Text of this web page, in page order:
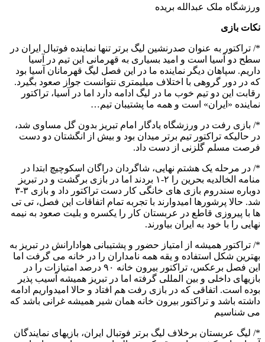
ورزشگاه ملک عبدالله بریده
نکات بازی
*/ تراکتور به عنوان صدرنشین لیگ برتر تنها نماینده فوتبال ایران در
سطح دو آسیا است و امید بسیاری به قهرمانی این تیم در آسیا
داریم. سپاهان دیگر نماینده ما در این فصل لیگ قهرمانان آسیا بود
که در دور گروهی با اختلاف میلیمتری نتوانست جواز صعود بگیرد.
رقابت این دو تیم خوب ما در لیگ ادامه دارد اما در آسیا، تراکتور
نماینده «ایران» است و همه ما پشتیبان تیم…
*/ بازی رفت در ورزشگاه یادگار امام تبریز بدون گل مساوی شد،
در حالیکه تراکتور تیم برتر میدان بود و بیش از انگشتان دو دست
فرصت مسلم گلزنی از دست داد.
*/ در مرحله یک هشتم نهایی، شاگردان دراگان اسکوچیچ ابتدا در
منامه الخالدیه بحرین را ۲-۱ بردند اما در بازی برگشت و در تبریز
دوباره سندروم بازی های خانگی کار دست تراکتور داد و بازی ۳-۳
شد. حالا پرشورها امیدوارند با تجربه تمام اتفاقات این فصل، تی تی
ها با پیروزی قاطع در عربستان کار را یکسره و بلیت صعود به نیمه
نهایی را با خود به ایران بیاورند.
*/ تراکتور همیشه از امتیاز حضور و پشتیبانی هوادارانش در تبریز به
بهترین شکل استفاده و یقه همه نامداران را در خانه می گرفت اما
این فصل برعکس، تراکتور بیرون خانه ۹۰ درصد امتیازات را در
بازیهای داخلی و بین المللی گرفته اما در تبریز همیشه آسیب پذیر
بوده است. اتفاقی که در بازی رفت هم افتاد و حالا امیدواریم ادامه
داشته باشد و تراکتور بیرون خانه همان شیر همیشه غرانی باشد که
می شناسیم
*/ لیگ عربستان برخلاف لیگ برتر فوتبال ایران، بازیهای نمایندگان